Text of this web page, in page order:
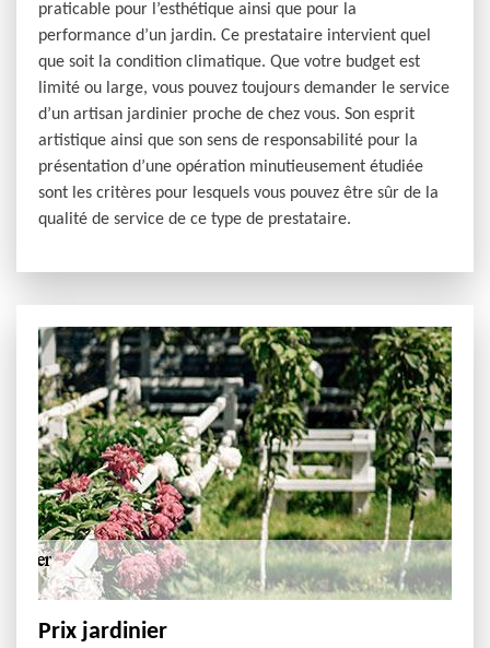
praticable pour l’esthétique ainsi que pour la
performance d’un jardin. Ce prestataire intervient quel
que soit la condition climatique. Que votre budget est
limité ou large, vous pouvez toujours demander le service
d’un artisan jardinier proche de chez vous. Son esprit
artistique ainsi que son sens de responsabilité pour la
présentation d’une opération minutieusement étudiée
sont les critères pour lesquels vous pouvez être sûr de la
qualité de service de ce type de prestataire.
Prix jardinier